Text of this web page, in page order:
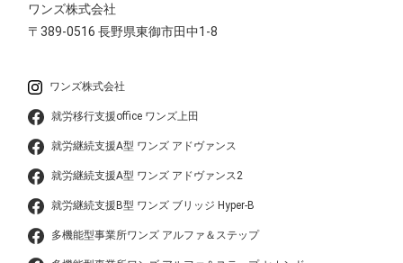
ワンズ株式会社
〒389-0516長野県東御市田中1-8
ワンズ株式会社
就労移行支援office ワンズ上田
就労継続支援A型 ワンズ アドヴァンス
就労継続支援A型 ワンズ アドヴァンス2
就労継続支援B型 ワンズ ブリッジ Hyper-B
多機能型事業所ワンズ アルファ＆ステップ